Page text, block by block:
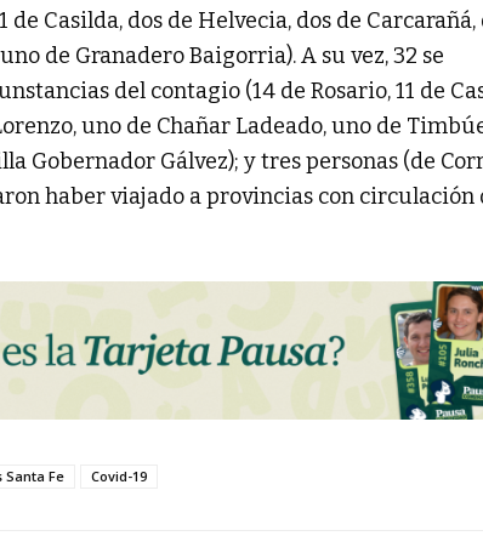
de Casilda, dos de Helvecia, dos de Carcarañá,
de Granadero Baigorria). A su vez, 32 se
del contagio (14 de Rosario, 11 de
uno de Chañar Ladeado, uno de
Gobernador Gálvez); y tres personas (de
haber viajado a provincias con circulación
Fe Covid-19